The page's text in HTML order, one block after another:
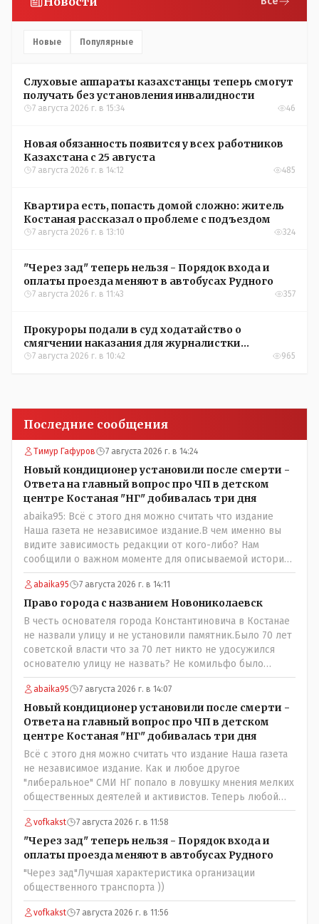
Новые Популярные
Слуховые аппараты казахстанцы теперь смогут
получать без установления инвалидности
7 августа 2026 г. в 15:34 46
Новая обязанность появится у всех работников
Казахстана с 25 августа
7 августа 2026 г. в 14:12 485
Квартира есть, попасть домой сложно: житель
Костаная рассказал о проблеме с подъездом
7 августа 2026 г. в 13:10 324
"Через зад" теперь нельзя - Порядок входа и
оплаты проезда меняют в автобусах Рудного
7 августа 2026 г. в 11:43 357
Прокуроры подали в суд ходатайство о
смягчении наказания для журналистки
Александры Алёховой
7 августа 2026 г. в 10:42 965
Последние сообщения
Тимур Гафуров 7 августа 2026 г. в 14:24
Новый кондиционер установили после смерти -
Ответа на главный вопрос про ЧП в детском
центре Костаная "НГ" добивалась три дня
abaika95: Всё с этого дня можно считать что издание
Наша газета не независимое издание.В чем именно вы
видите зависимость редакции от кого-либо? Нам
сообщили о важном моменте для описываемой истории.
И редакция отреагировала бы дополнительным
исследованием на такие вопрос от любого читателя.
Писать "как надо" редакция не будет. Но мы будем
публиковать полную и объективную информацию. А
потом продолжать тему. если выяснятся новые
обстоятельства.
abaika95 7 августа 2026 г. в 14:11
Право города с названием Новониколаевск
В честь основателя города Константиновича в Костанае
не назвали улицу и не установили памятник.Было 70 лет
советской власти что за 70 лет никто не удосужился
основателю улицу не назвать? Не комильфо было
генерал-губернаторам улицы дарить? При СССР что то
знали о нем такое нехорошее? Ну и сейчас значит не
надо. Обойдёмся как-нибудь vofkakst: Где ономасты,
которые топят за возвращение исторических
названийТак вернули же историческое Кустанай
коренное название городишка
abaika95 7 августа 2026 г. в 14:07
Новый кондиционер установили после смерти -
Ответа на главный вопрос про ЧП в детском
центре Костаная "НГ" добивалась три дня
Всё с этого дня можно считать что издание Наша газета
не независимое издание. Как и любое другое
"либеральное" СМИ НГ попало в ловушку мнения мелких
общественных деятелей и активистов. Теперь любой
активист и НПОшник будет поносить и диктовать
условия газете информационно бомбордируя ее пока та
не начнет писать "как надо" определенному кругу лиц.
Редакторская политика, коллектив журналистов уже
ниче не значат. Прискорбно и иронично
vofkakst 7 августа 2026 г. в 11:58
"Через зад" теперь нельзя - Порядок входа и
оплаты проезда меняют в автобусах Рудного
"Через зад"Лучшая характеристика организации
общественного транспорта ))
vofkakst 7 августа 2026 г. в 11:56